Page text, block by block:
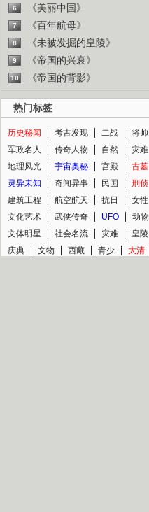
6 《美丽中国》
7 《百年航母》
8 《未被发掘的皇陵》
9 《帝国的兴衰》
10 《帝国的背影》
热门标签
历史秘闻 考古发现 二战 将帅
军政名人
传奇人物 自然 灾难
地理风光
宇宙奥秘 宫殿 古墓
灵异未知
奇闻异事 民国 刑侦
建筑工程
航空航天 抗日 女性
文化艺术
武侠传奇 UFO 动物
文体明星
社会名流 灾难 皇陵
庆典
文物 西藏 青少 大清